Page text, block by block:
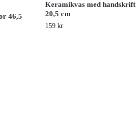
46,5
Keramikvas med handskrift
20,5 cm
159 kr